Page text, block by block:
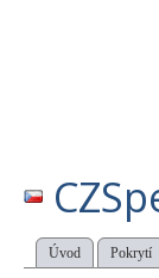
Úvod Pokrytí